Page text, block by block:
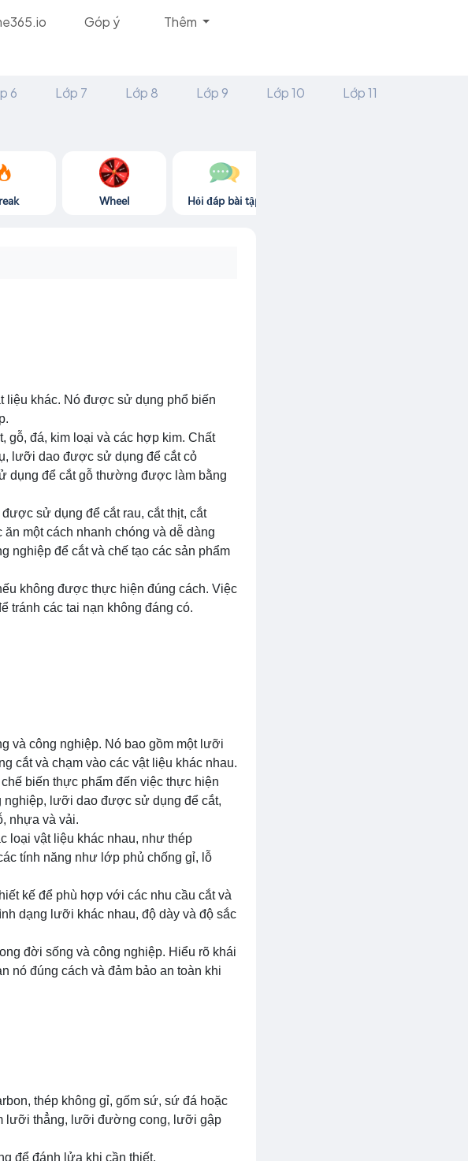
Góp ý Thêm
6 Lớp 7 Lớp 8 Lớp 9 Lớp 10
Lớp 11
Wheel Hỏi đáp bài tập
liệu khác. Nó được sử dụng phổ biến
gỗ, đá, kim loại và các hợp kim. Chất
lưỡi dao được sử dụng để cắt cỏ
dụng để cắt gỗ thường được làm bằng
sử dụng để cắt rau, cắt thịt, cắt
một cách nhanh chóng và dễ dàng
nghiệp để cắt và chế tạo các sản phẩm
không được thực hiện đúng cách. Việc
tránh các tai nạn không đáng có.
và công nghiệp. Nó bao gồm một lưỡi
cắt và chạm vào các vật liệu khác nhau.
biến thực phẩm đến việc thực hiện
nghiệp, lưỡi dao được sử dụng để cắt,
nhựa và vải.
loại vật liệu khác nhau, như thép
tính năng như lớp phủ chống gỉ, lỗ
kế để phù hợp với các nhu cầu cắt và
dạng lưỡi khác nhau, độ dày và độ sắc
đời sống và công nghiệp. Hiểu rõ khái
nó đúng cách và đảm bảo an toàn khi
thép không gỉ, gốm sứ, sứ đá hoặc
lưỡi thẳng, lưỡi đường cong, lưỡi gập
để đánh lửa khi cần thiết.